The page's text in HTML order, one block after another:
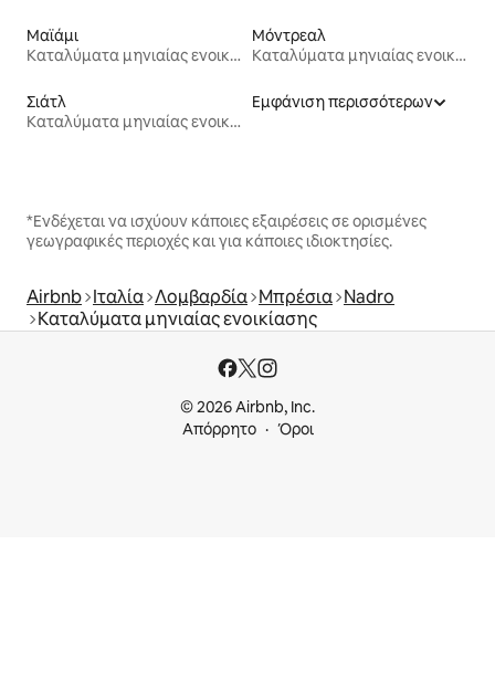
Μαϊάμι
Καταλύματα μηνιαίας ενοικίασης
Μόντρεαλ
Καταλύματα μηνιαίας ενοικίασης
Σιάτλ
Καταλύματα μηνιαίας ενοικίασης
Εμφάνιση περισσότερων
*Ενδέχεται να ισχύουν κάποιες εξαιρέσεις σε ορισμένες
γεωγραφικές περιοχές και για κάποιες ιδιοκτησίες.
Airbnb Ιταλία Λομβαρδία Μπρέσια Nadro
Καταλύματα μηνιαίας ενοικίασης
© 2026 Airbnb, Inc.
Απόρρητο
Όροι